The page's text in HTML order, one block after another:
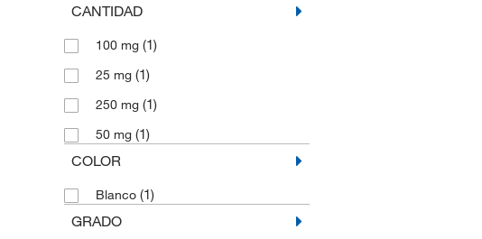
CANTIDAD
100 mg (1)
25 mg (1)
250 mg (1)
50 mg (1)
COLOR
Blanco (1)
GRADO